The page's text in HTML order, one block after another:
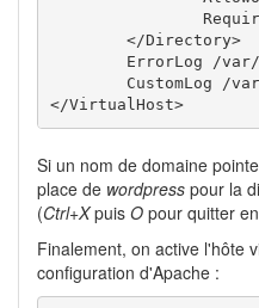
        </Directory>
ErrorLog /
CustomLog /
</VirtualHost>
Si un nom de domaine
place de wordpress pour la
(Ctrl+Xpuis O pour quitter
Finalement, on active l'hôte
configuration d'Apache :